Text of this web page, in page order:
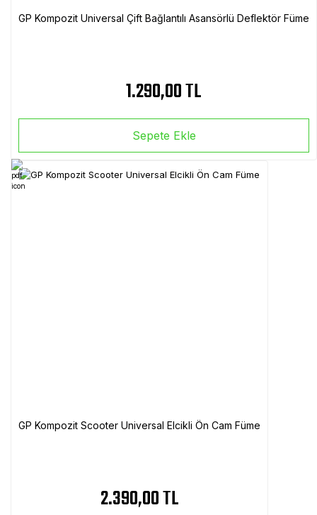
GP Kompozit Universal Çift Bağlantılı Asansörlü Deflektör Füme
1.290,00 TL
Sepete Ekle
GP Kompozit Scooter Universal Elcikli Ön Cam Füme
2.390,00 TL